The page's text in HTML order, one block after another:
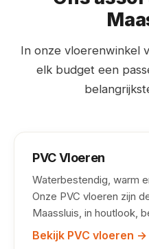
In onze vloerenwinkel
elk budget een
PVC Vloeren
Waterbestendig, warm
Onze PVC vloeren zijn
Maassluis, in houtlook,
Bekijk PVC vloeren →